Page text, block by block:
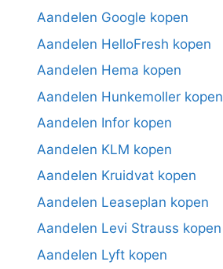
Aandelen Google kopen
Aandelen HelloFresh kopen
Aandelen Hema kopen
Aandelen Hunkemoller kopen
Aandelen Infor kopen
Aandelen KLM kopen
Aandelen Kruidvat kopen
Aandelen Leaseplan kopen
Aandelen Levi Strauss kopen
Aandelen Lyft kopen